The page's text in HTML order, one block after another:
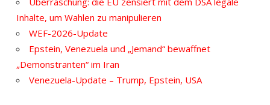
Inhalte, um Wahlen zu manipulieren
WEF-2026-Update
Epstein, Venezuela und „Jemand“ bewaffnet
„Demonstranten“ im Iran
Venezuela-Update – Trump, Epstein, USA